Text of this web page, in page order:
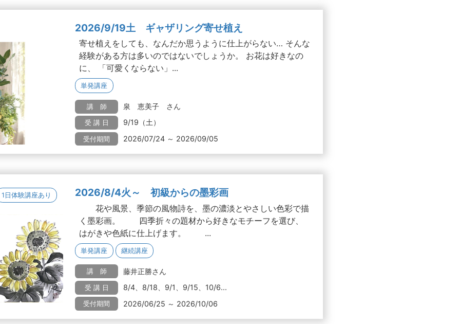
2026/9/19土 ギャザリング寄せ植え
寄せ植えをしても、なんだか思うように仕上がらない… そんな
経験がある方は多いのではないでしょうか。 お花は好きなの
に、 「可愛くならない」...
単発講座
講 師 泉 恵美子 さん
受 講 日 9/19（土）
受付期間 2026/07/24 ～ 2026/09/05
1日体験講座あり 2026/8/4火～ 初級からの墨彩画
花や風景、季節の風物詩を、墨の濃淡とやさしい色彩で描
く墨彩画。 四季折々の題材から好きなモチーフを選び、
はがきや色紙に仕上げます。 ...
単発講座 継続講座
講 師 藤井正勝さん
受 講 日 8/4、8/18、9/1、9/15、10/6...
受付期間 2026/06/25 ～ 2026/10/06